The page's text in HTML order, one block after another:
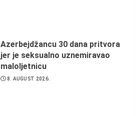
Azerbejdžancu 30 dana pritvora
jer je seksualno uznemiravao
maloljetnicu
8. AUGUST 2026.